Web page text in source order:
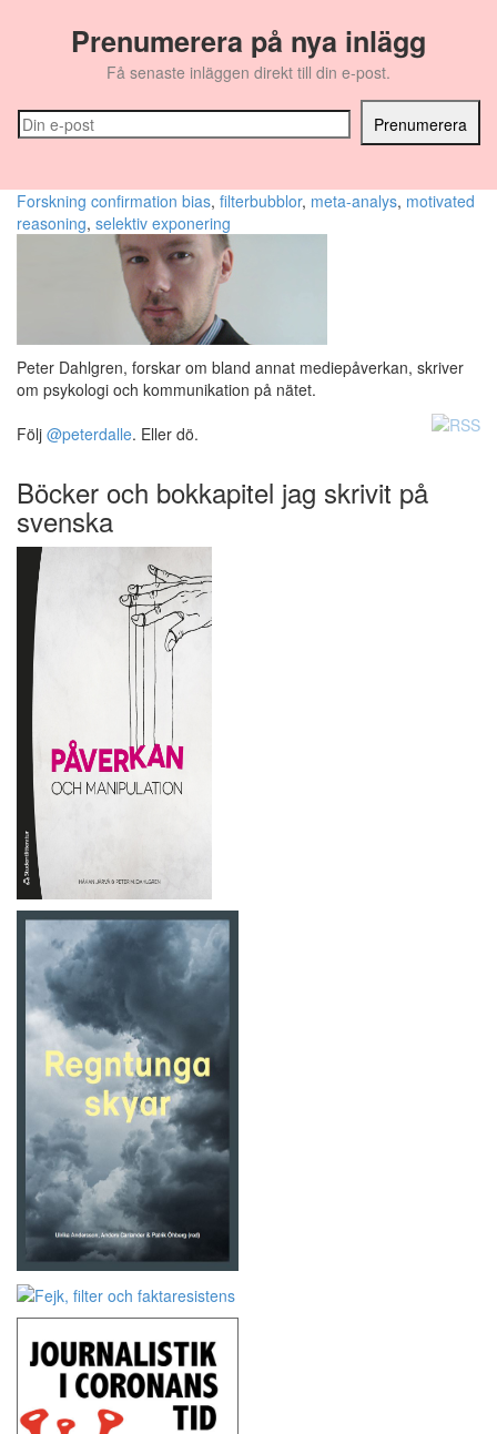
Prenumerera på nya inlägg
Få senaste inläggen direkt till din e-post.
Forskning confirmation bias, filterbubblor, meta-analys, motivated
reasoning, selektiv exponering
Peter Dahlgren, forskar om bland annat mediepåverkan, skriver
om psykologi och kommunikation på nätet.
Följ @peterdalle. Eller dö.
Böcker och bokkapitel jag skrivit på
svenska